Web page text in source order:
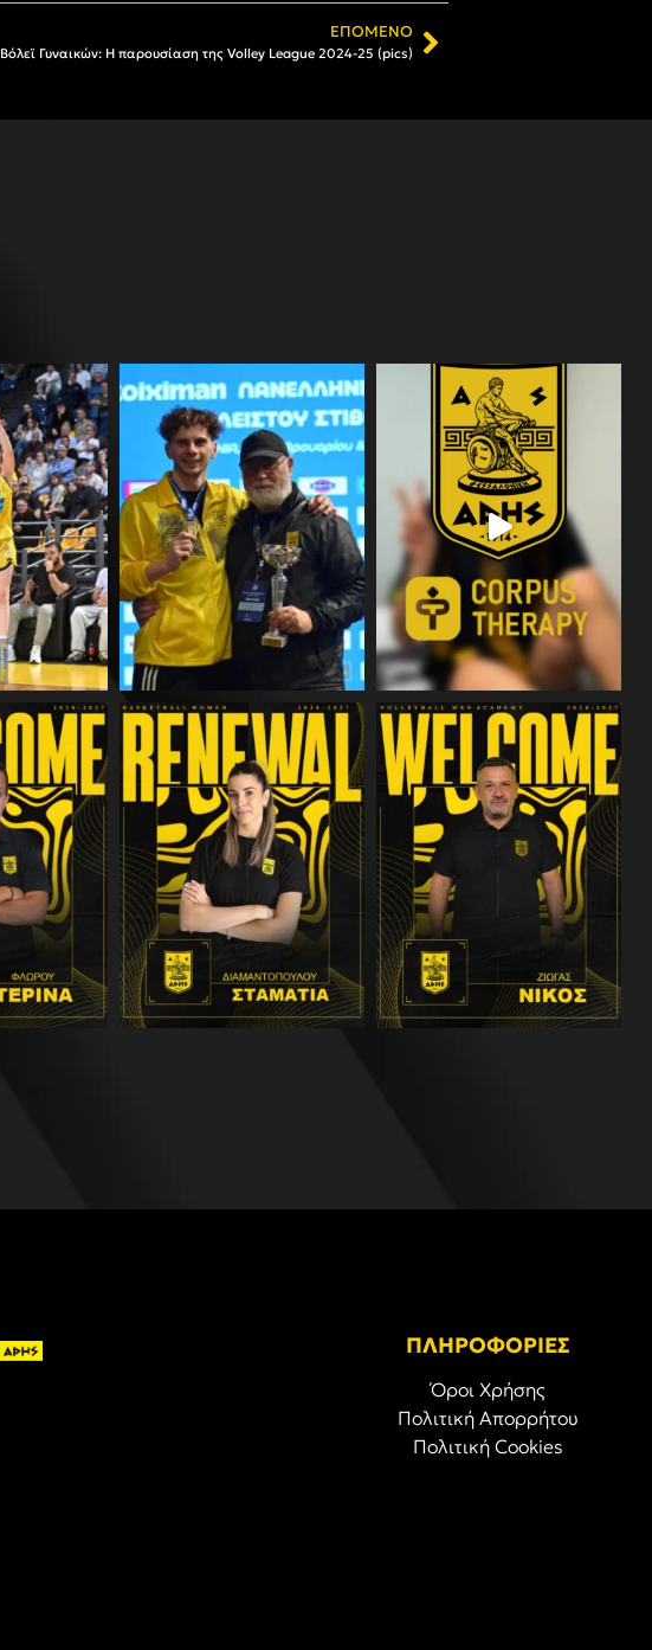
ΕΠΌΜΕΝΟ
Βόλεϊ Γυναικών: Η παρουσίαση της Volley League 2024-25 (pics)
ΠΛΗΡΟΦΟΡΙΕΣ
Όροι Χρήσης
Πολιτική Απορρήτου
Πολιτική Cookies